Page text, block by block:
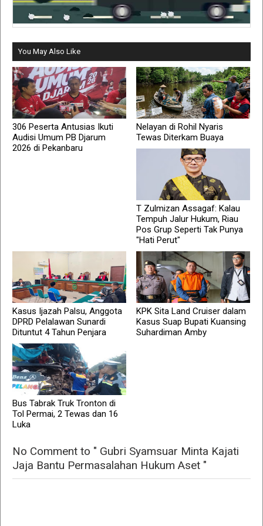
You May Also Like
306 Peserta Antusias Ikuti
Audisi Umum PB Djarum
2026 di Pekanbaru
Nelayan di Rohil Nyaris
Tewas Diterkam Buaya
T Zulmizan Assagaf: Kalau
Tempuh Jalur Hukum, Riau
Pos Grup Seperti Tak Punya
"Hati Perut"
Kasus Ijazah Palsu, Anggota
DPRD Pelalawan Sunardi
Dituntut 4 Tahun Penjara
KPK Sita Land Cruiser dalam
Kasus Suap Bupati Kuansing
Suhardiman Amby
Bus Tabrak Truk Tronton di
Tol Permai, 2 Tewas dan 16
Luka
No Comment to " Gubri Syamsuar Minta Kajati
Jaja Bantu Permasalahan Hukum Aset "